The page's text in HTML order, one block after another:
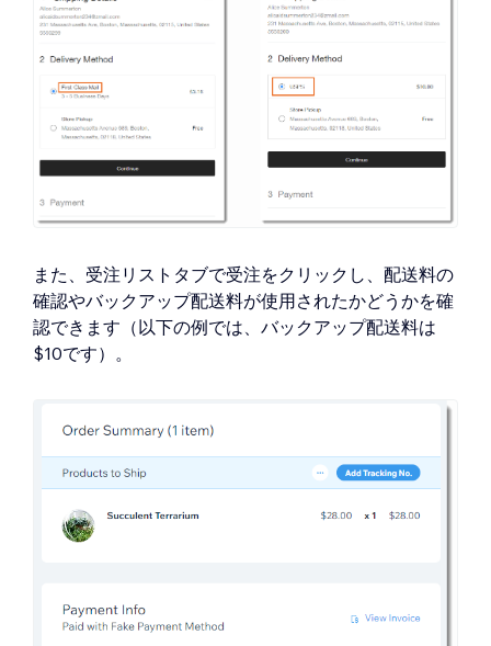
また、受注リストタブで受注をクリックし、配送料の
確認やバックアップ配送料が使用されたかどうかを確
認できます（以下の例では、バックアップ配送料は
$10です）。